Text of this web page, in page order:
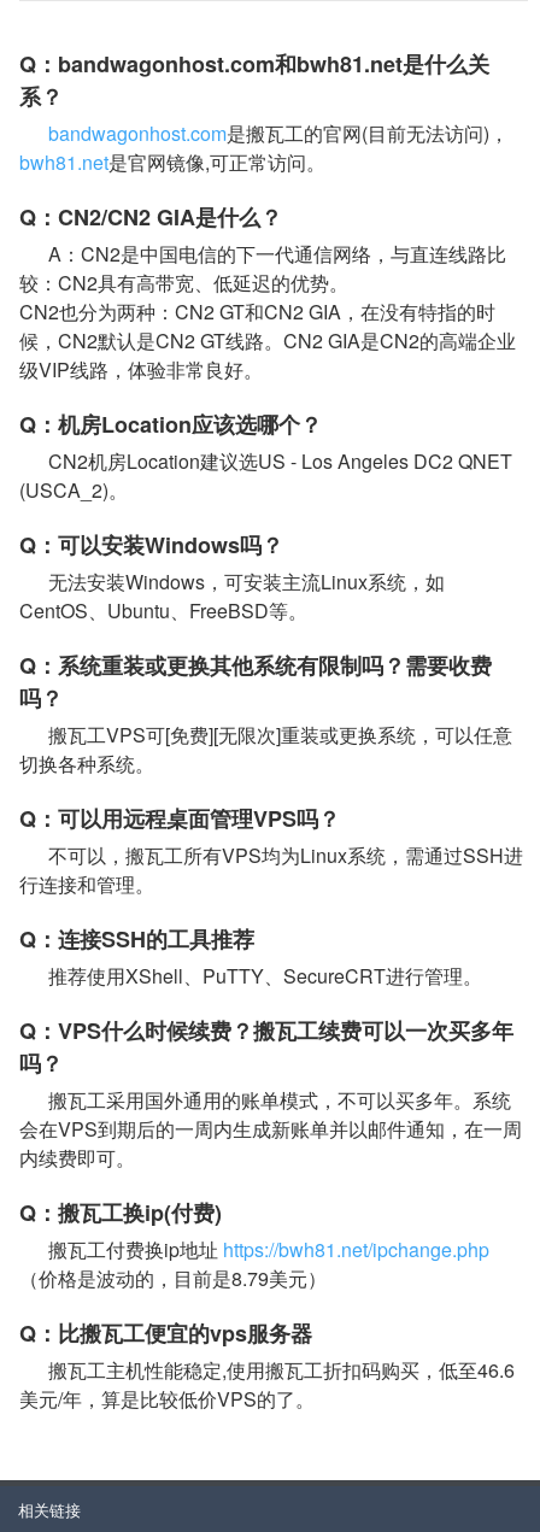
Q：bandwagonhost.com和bwh81.net是什么关
系？
bandwagonhost.com是搬瓦工的官网(目前无法访问)，
bwh81.net是官网镜像,可正常访问。
Q：CN2/CN2 GIA是什么？
A：CN2是中国电信的下一代通信网络，与直连线路比
较：CN2具有高带宽、低延迟的优势。
CN2也分为两种：CN2 GT和CN2 GIA，在没有特指的时
候，CN2默认是CN2 GT线路。CN2 GIA是CN2的高端企业
级VIP线路，体验非常良好。
Q：机房Location应该选哪个？
CN2机房Location建议选US - Los Angeles DC2 QNET
(USCA_2)。
Q：可以安装Windows吗？
无法安装Windows，可安装主流Linux系统，如
CentOS、Ubuntu、FreeBSD等。
Q：系统重装或更换其他系统有限制吗？需要收费
吗？
搬瓦工VPS可[免费][无限次]重装或更换系统，可以任意
切换各种系统。
Q：可以用远程桌面管理VPS吗？
不可以，搬瓦工所有VPS均为Linux系统，需通过SSH进
行连接和管理。
Q：连接SSH的工具推荐
推荐使用XShell、PuTTY、SecureCRT进行管理。
Q：VPS什么时候续费？搬瓦工续费可以一次买多年
吗？
搬瓦工采用国外通用的账单模式，不可以买多年。系统
会在VPS到期后的一周内生成新账单并以邮件通知，在一周
内续费即可。
Q：搬瓦工换ip(付费)
搬瓦工付费换ip地址 https://bwh81.net/ipchange.php
（价格是波动的，目前是8.79美元）
Q：比搬瓦工便宜的vps服务器
搬瓦工主机性能稳定,使用搬瓦工折扣码购买，低至46.6
美元/年，算是比较低价VPS的了。
相关链接